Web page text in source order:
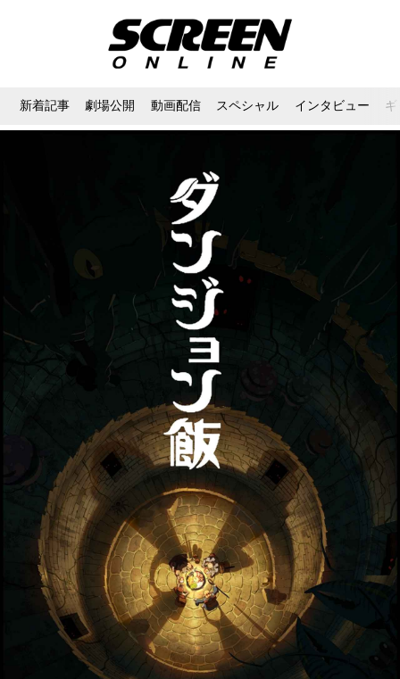
新着記事 劇場公開 動画配信 スペシャル インタビュー